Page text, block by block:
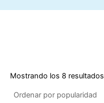
Mostrando los 8 resultados